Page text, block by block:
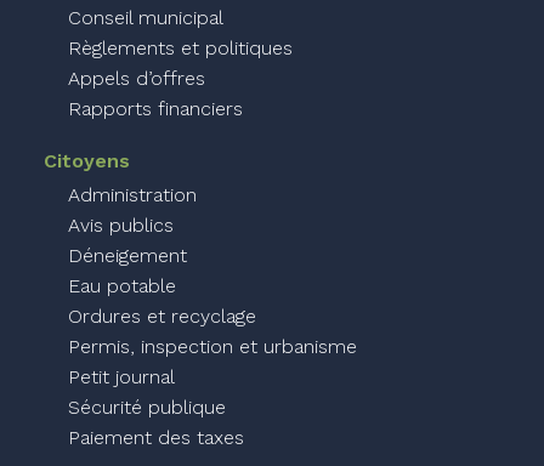
Conseil municipal
Règlements et politiques
Appels d’offres
Rapports financiers
Citoyens
Administration
Avis publics
Déneigement
Eau potable
Ordures et recyclage
Permis, inspection et urbanisme
Petit journal
Sécurité publique
Paiement des taxes